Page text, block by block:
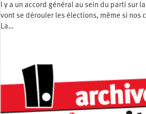
l y a un accord général au sein du parti sur
vont se dérouler les élections, même si nos
La…